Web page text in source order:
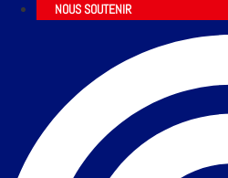
NOUS SOUTENIR